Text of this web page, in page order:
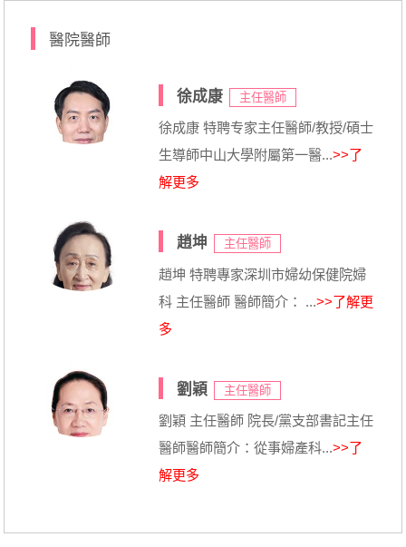
醫院醫師
徐成康 主任醫師
徐成康 特聘专家主任醫師/教授/碩士
生導師中山大學附屬第一醫...>>了
解更多
趙坤 主任醫師
趙坤 特聘專家深圳市婦幼保健院婦
科 主任醫師 醫師簡介： ...>>了解更
多
劉穎 主任醫師
劉穎 主任醫師 院長/黨支部書記主任
醫師醫師簡介：從事婦產科...>>了
解更多